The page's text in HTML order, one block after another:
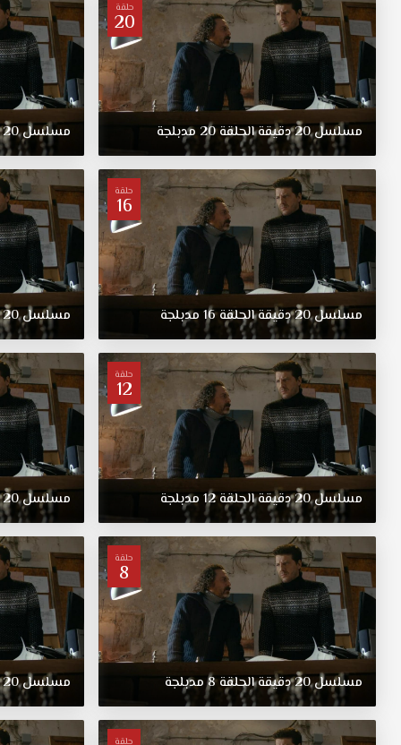
حلقة
20
مسلسل20دقيقةالحلقة20 مدبلجة مسلسل20
حلقة
16
مسلسل20دقيقةالحلقة16 مدبلجة مسلسل20
حلقة
12
مسلسل20دقيقةالحلقة12 مدبلجة مسلسل20
حلقة
8
مسلسل20دقيقةالحلقة8 مدبلجة مسلسل20
حلقة